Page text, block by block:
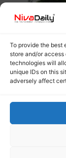
To provide the best
store and/or
technologies will
unique IDs on this
adversely affect
ജവഹർലാൽ